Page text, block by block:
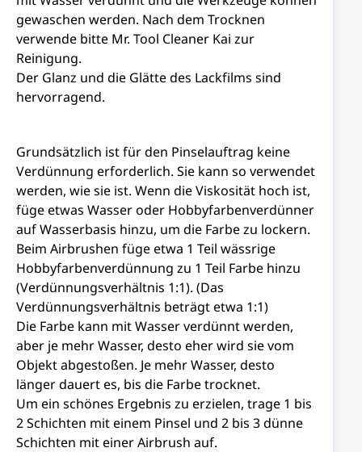
gewaschen werden. Nach dem Trocknen
verwende bitte Mr. Tool Cleaner Kai zur
Reinigung.
Der Glanz und die Glätte des Lackfilms sind
hervorragend.
Grundsätzlich ist für den Pinselauftrag keine
Verdünnung erforderlich. Sie kann so verwendet
werden, wie sie ist. Wenn die Viskosität hoch ist,
füge etwas Wasser oder Hobbyfarbenverdünner
auf Wasserbasis hinzu, um die Farbe zu lockern.
Beim Airbrushen füge etwa 1 Teil wässrige
Hobbyfarbenverdünnung zu 1 Teil Farbe hinzu
(Verdünnungsverhältnis 1:1). (Das
Verdünnungsverhältnis beträgt etwa 1:1)
Die Farbe kann mit Wasser verdünnt werden,
aber je mehr Wasser, desto eher wird sie vom
Objekt abgestoßen. Je mehr Wasser, desto
länger dauert es, bis die Farbe trocknet.
Um ein schönes Ergebnis zu erzielen, trage 1 bis
2 Schichten mit einem Pinsel und 2 bis 3 dünne
Schichten mit einer Airbrush auf.